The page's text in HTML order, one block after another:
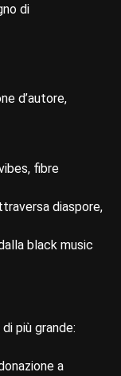
di
d’autore,
fibre
diaspore,
black music
più grande:
a